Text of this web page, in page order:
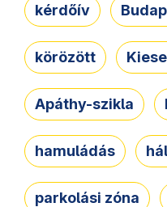
kérdőív
körözött
Apáthy-szikla
hamuládás
parkolási zóna